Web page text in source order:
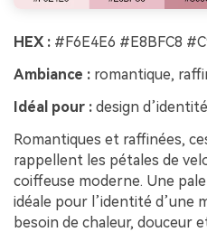
HEX : #F6E4E6 #E8BFC8
Ambiance : romantique,
Idéal pour : design
Romantiques et raffinées,
rappellent les pétales de
coiffeuse moderne. Une
idéale pour l’identité d’une
besoin de chaleur, douceur